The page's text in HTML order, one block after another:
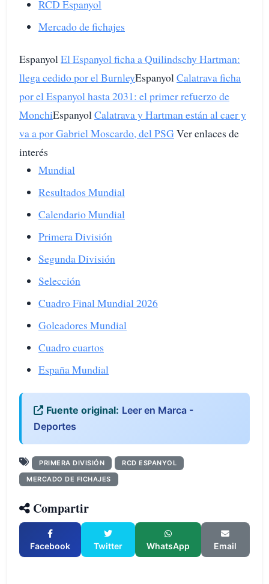
RCD Espanyol
Mercado de fichajes
EspanyolEl Espanyol ficha a Quilindschy Hartman:
llega cedido por el BurnleyEspanyolCalatrava ficha
por el Espanyol hasta 2031: el primer refuerzo de
MonchiEspanyolCalatrava y Hartman están al caer y
va a por Gabriel Moscardo, del PSGVer enlaces de
interés
Mundial
Resultados Mundial
Calendario Mundial
Primera División
Segunda División
Selección
Cuadro Final Mundial 2026
Goleadores Mundial
Cuadro cuartos
España Mundial
Fuente original: Leer en Marca -
Deportes
PRIMERA DIVISIÓN
RCD ESPANYOL
MERCADO DE FICHAJES
Compartir
Facebook Twitter WhatsApp Email